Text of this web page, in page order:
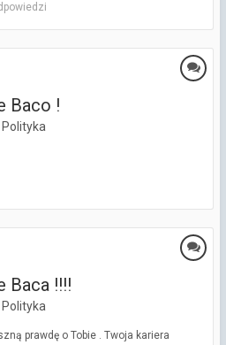
Baco !
Polityka
Baca !!!!
Polityka
prawdę o Tobie . Twoja kariera